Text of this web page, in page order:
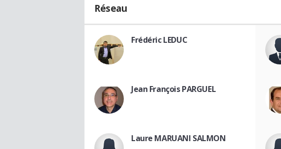
Réseau
Frédéric LEDUC
Jean François PARGUEL
Laure MARUANI SALMON